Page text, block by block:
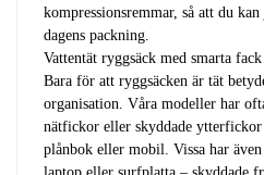
kompressionsremmar, så att du
dagens packning.
Vattentät ryggsäck med smarta fack
Bara för att ryggsäcken är tät
organisation. Våra modeller har
nätfickor eller skyddade
plånbok eller mobil. Vissa har